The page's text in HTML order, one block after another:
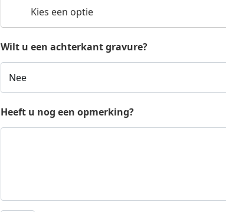
Kies een optie
Wilt u een achterkant gravure?
Heeft u nog een opmerking?